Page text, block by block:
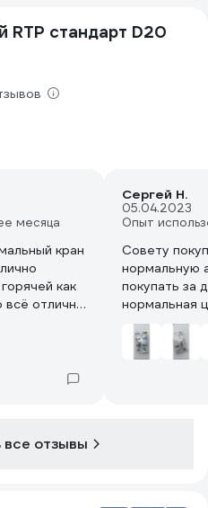
стандарт D20
месяца
кран
как
всё отлично
Сергей Н.
05.04.2023
Опыт
Совету
нормальную
покупать за
нормальная
отзывы